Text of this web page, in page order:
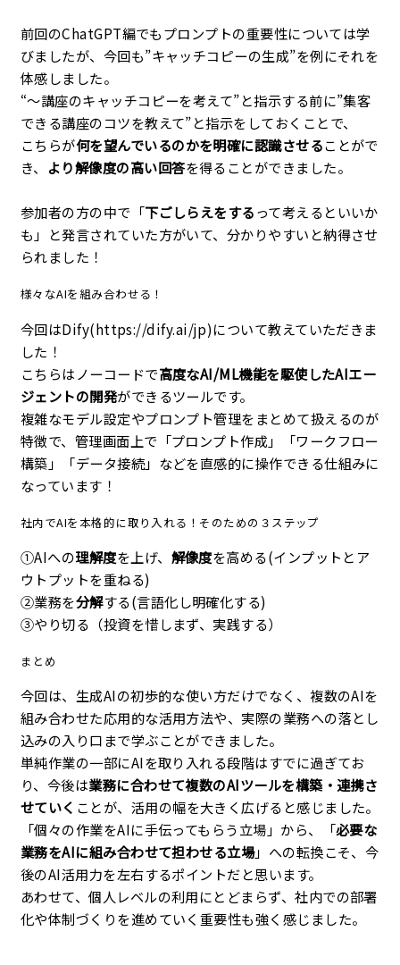
前回のChatGPT編でもプロンプトの重要性については学
びましたが、今回も”キャッチコピーの生成”を例にそれを
体感しました。
“〜講座のキャッチコピーを考えて”と指示する前に”集客
できる講座のコツを教えて”と指示をしておくことで、
こちらが何を望んでいるのかを明確に認識させることがで
き、 より解像度の高い回答を得ることができました。
参加者の方の中で「下ごしらえをするって考えるといいか
も」と発言されていた方がいて、分かりやすいと納得させ
られました！
様々なAIを組み合わせる！
今回はDify(https://dify.ai/jp)について教えていただきま
した！
こちらはノーコードで高度なAI/ML機能を駆使したAIエー
ジェントの開発ができるツールです。
複雑なモデル設定やプロンプト管理をまとめて扱えるのが
特徴で、管理画面上で「プロンプト作成」「ワークフロー
構築」「データ接続」などを直感的に操作できる仕組みに
なっています！
社内でAIを本格的に取り入れる！そのための３ステップ
①AIへの理解度を上げ、 解像度を高める(インプットとア
ウトプットを重ねる)
②業務を分解する(言語化し明確化する)
③やり切る（投資を惜しまず、実践する）
まとめ
今回は、生成AIの初歩的な使い方だけでなく、複数のAIを
組み合わせた応用的な活用方法や、実際の業務への落とし
込みの入り口まで学ぶことができました。
単純作業の一部にAIを取り入れる段階はすでに過ぎてお
り、今後は業務に合わせて複数のAIツールを構築・連携さ
せていく ことが、活用の幅を大きく広げると感じました。
「個々の作業をAIに手伝ってもらう立場」から、「必要な
業務をAIに組み合わせて担わせる立場」への転換こそ、今
後のAI活用力を左右するポイントだと思います。
あわせて、個人レベルの利用にとどまらず、社内での部署
化や体制づくりを進めていく重要性も強く感じました。